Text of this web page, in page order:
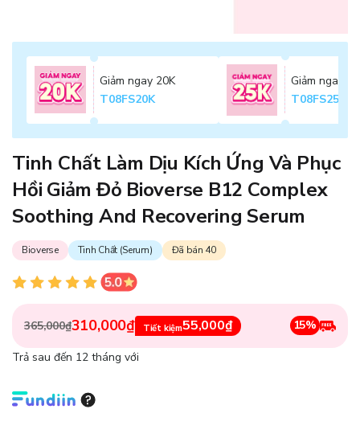
Giảm ngay 20K
T08FS20K
Giảm ngay
T08FS25K
Tinh Chất Làm Dịu Kích Ứng Và Phục
Hồi Giảm Đỏ Bioverse B12 Complex
Soothing And Recovering Serum
Bioverse Tinh Chất (Serum) Đã bán 40
365,000₫310,000₫ Tiết kiệm55,000₫ 15%
Trả sau đến 12 tháng với